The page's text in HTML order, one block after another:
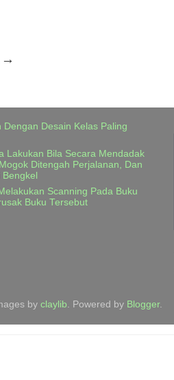
→
Dengan Desain Kelas Paling
Lakukan Bila Secara Mendadak
Ditengah Perjalanan, Dan
Bengkel
Scanning Pada Buku
Buku Tersebut
by claylib . Powered by Blogger.